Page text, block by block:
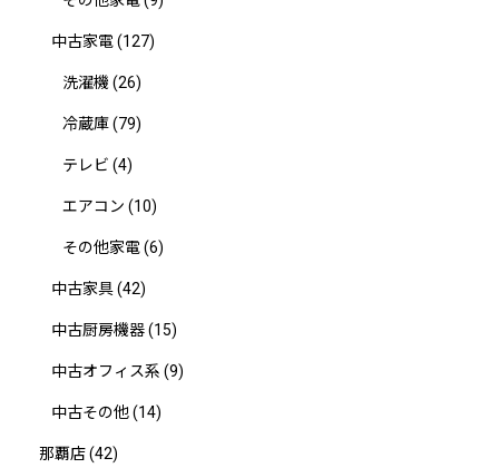
中古家電(127)
洗濯機 (26)
冷蔵庫(79)
テレビ (4)
エアコン (10)
その他家電(6)
中古家具(42)
中古厨房機器(15)
中古オフィス系 (9)
中古その他(14)
那覇店(42)